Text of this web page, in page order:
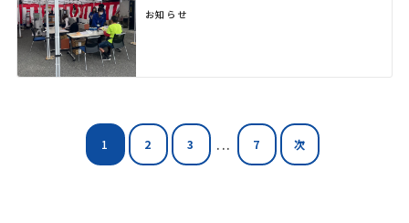
お知らせ
1 2 3 ... 7 次